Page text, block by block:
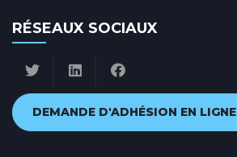
RÉSEAUX SOCIAUX
DEMANDE D'ADHÉSION EN LIGNE